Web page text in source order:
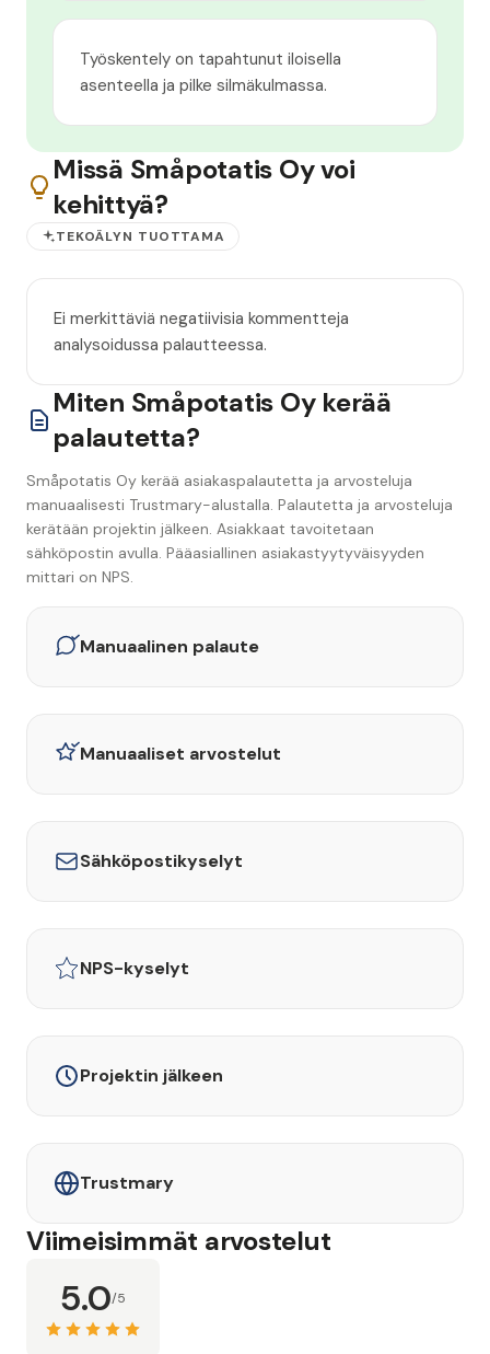
Työskentely on tapahtunut iloisella
asenteella ja pilke silmäkulmassa.
Missä Småpotatis Oy voi
kehittyä?
TEKOÄLYN TUOTTAMA
Ei merkittäviä negatiivisia kommentteja
analysoidussa palautteessa.
Miten Småpotatis Oy kerää
palautetta?
Småpotatis Oy kerää asiakaspalautetta ja arvosteluja
manuaalisesti Trustmary-alustalla. Palautetta ja arvosteluja
kerätään projektin jälkeen. Asiakkaat tavoitetaan
sähköpostin avulla. Pääasiallinen asiakastyytyväisyyden
mittari on NPS.
Manuaalinen palaute
Manuaaliset arvostelut
Sähköpostikyselyt
NPS-kyselyt
Projektin jälkeen
Trustmary
5.0/5
Viimeisimmät arvostelut